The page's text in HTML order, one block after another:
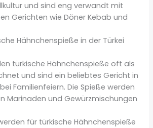
und sind eng verwandt mit
Gerichten wie Döner Kebab und
Hähnchenspieße in der Türkei
türkische Hähnchenspieße oft als
und sind ein beliebtes Gericht in
Familienfeiern. Die Spieße werden
Marinaden und Gewürzmischungen
für türkische Hähnchenspieße